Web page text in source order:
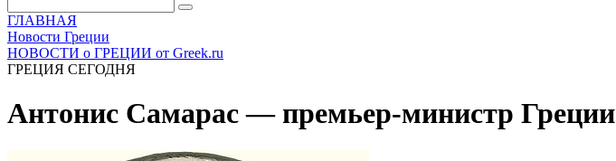
ГЛАВНАЯ
Новости Греции
НОВОСТИ о ГРЕЦИИ от Greek.ru
ГРЕЦИЯ СЕГОДНЯ
Антонис Самарас — премьер-министр Греции